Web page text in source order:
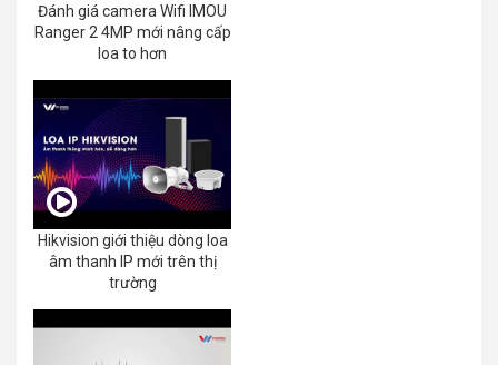
Đánh giá camera Wifi IMOU
Ranger 2 4MP mới nâng cấp
loa to hơn
Hikvision giới thiệu dòng loa
âm thanh IP mới trên thị
trường